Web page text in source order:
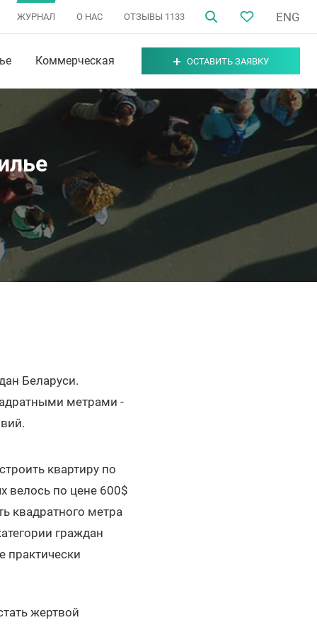
ЖУРНАЛ О НАС ОТЗЫВЫ 1133 ENG
Коммерческая ОСТАВИТЬ ЗАЯВКУ
Беларуси.
метрами -
квартиру по
велось по цене 600$
квадратного метра
граждан
практически
жертвой